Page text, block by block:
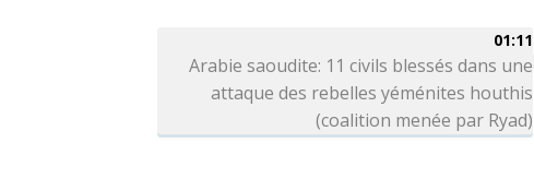
01:11
Arabie saoudite: 11 civils blessés dans une
attaque des rebelles yéménites houthis
(coalition menée par Ryad)